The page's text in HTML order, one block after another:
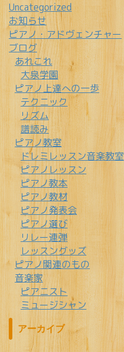
Uncategorized
お知らせ
ピアノ・アドヴェンチャー
ブログ
あれこれ
大泉学園
ピアノ上達への一歩
テクニック
リズム
譜読み
ピアノ教室
ドレミレッスン音楽教室
ピアノレッスン
ピアノ教本
ピアノ教材
ピアノ発表会
ピアノ選び
リレー連弾
レッスングッズ
ピアノ関連のもの
音楽家
ピアニスト
ミュージシャン
アーカイブ